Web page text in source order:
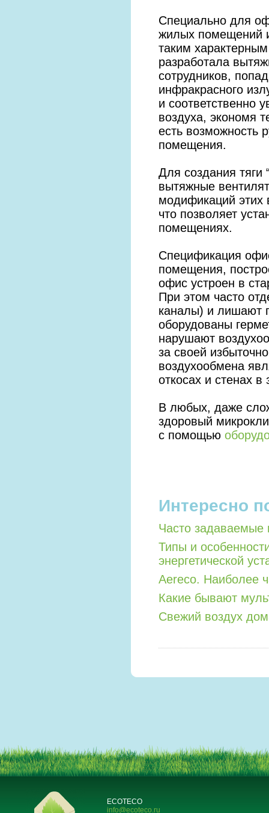
Специально для
жилых помещений
таким характерным
разработала
сотрудников,
инфракрасного
и соответственно
воздуха, экономя
есть возможность
помещения.
Для создания тяги
вытяжные
модификаций этих
что позволяет
помещениях.
Спецификация
помещения,
офис устроен в
При этом часто
каналы) и лишают
оборудованы
нарушают
за своей
воздухообмена
откосах и стенах
В любых, даже
здоровый
с помощью
Интересно
Часто задаваемые
Типы и
энергетической
Aereco. Наиболее
Какие бывают
Свежий воздух
ECOTECO
info@ecoteco.ru